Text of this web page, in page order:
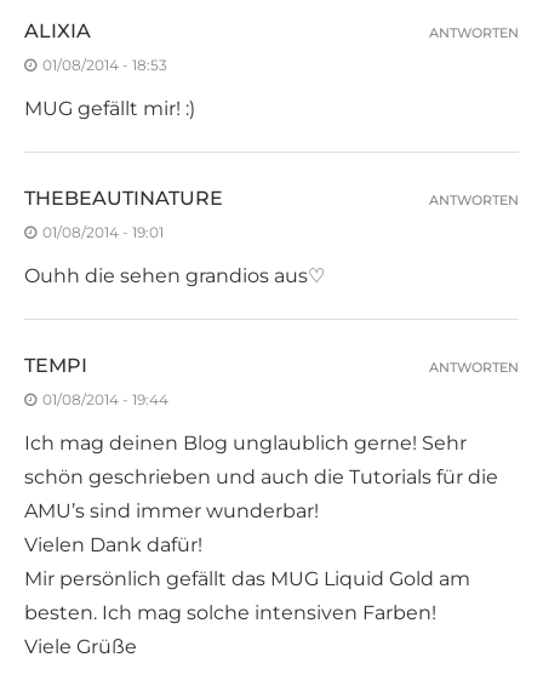
ALIXIA
01/08/2014 - 18:53
MUG gefällt mir! :)
ANTWORTEN
THEBEAUTINATURE
01/08/2014 - 19:01
Ouhh die sehen grandios aus♡
ANTWORTEN
TEMPI
01/08/2014 - 19:44
Ich mag deinen Blog unglaublich gerne! Sehr
schön geschrieben und auch die Tutorials für die
AMU’s sind immer wunderbar!
Vielen Dank dafür!
Mir persönlich gefällt das MUG Liquid Gold am
besten. Ich mag solche intensiven Farben!
Viele Grüße
ANTWORTEN